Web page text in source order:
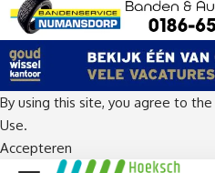
By using this site, you agree to the
Use.
Accepteren